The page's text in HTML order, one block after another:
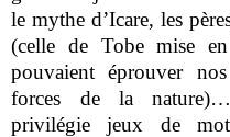
le mythe d’Icare, les
(celle de Tobe mise
pouvaient éprouver
forces de la nature)…
privilégie jeux de